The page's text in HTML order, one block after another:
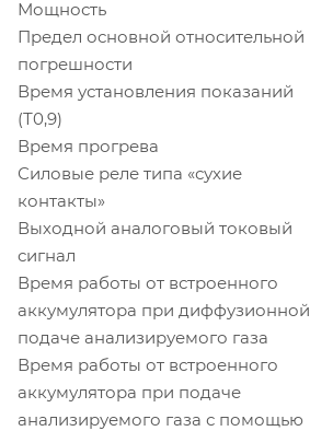
Мощность
Предел основной относительной
погрешности
Время установления показаний
(Т0,9)
Время прогрева
Силовые реле типа «сухие
контакты»
Выходной аналоговый токовый
сигнал
Время работы от встроенного
аккумулятора при диффузионной
подаче анализируемого газа
Время работы от встроенного
аккумулятора при подаче
анализируемого газа с помощью